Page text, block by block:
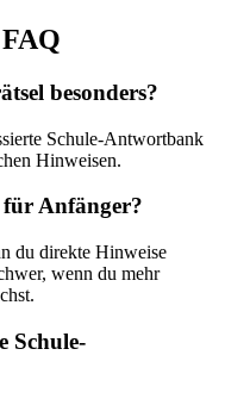
besonders?
Schule-Antwortbank
Hinweisen.
Anfänger?
du direkte Hinweise
wenn du mehr
Schule-